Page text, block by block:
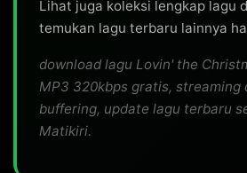
Lihat juga koleksi lengkap lagu
temukan lagu terbaru lainnya
download lagu Lovin' the
MP3 320kbps gratis, streaming
buffering, update lagu terbaru
Matikiri.